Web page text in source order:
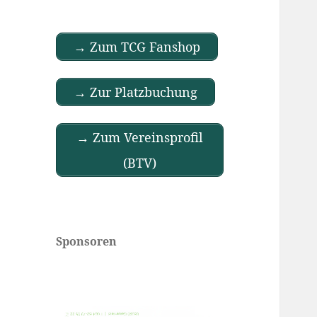
→ Zum TCG Fanshop
→ Zur Platzbuchung
→ Zum Vereinsprofil
(BTV)
Sponsoren